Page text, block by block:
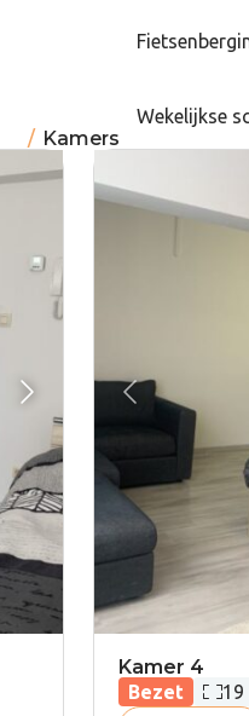
Wekelijkse
Kamers
Kamer 4
Bezet 19